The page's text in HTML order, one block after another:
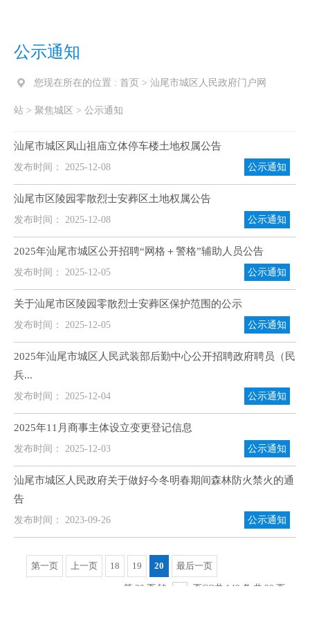
公示通知
您现在所在的位置 : 首页 > 汕尾市城区人民政府门户网
站 > 聚焦城区 > 公示通知
汕尾市城区凤山祖庙立体停车楼土地权属公告
发布时间： 2025-12-08 公示通知
汕尾市区陵园零散烈士安葬区土地权属公告
发布时间： 2025-12-08 公示通知
2025年汕尾市城区公开招聘“网格＋警格”辅助人员公告
发布时间： 2025-12-05 公示通知
关于汕尾市区陵园零散烈士安葬区保护范围的公示
发布时间： 2025-12-05 公示通知
2025年汕尾市城区人民武装部后勤中心公开招聘政府聘员（民
兵...
发布时间： 2025-12-04 公示通知
2025年11月商事主体设立变更登记信息
发布时间： 2025-12-03 公示通知
汕尾市城区人民政府关于做好今冬明春期间森林防火禁火的通
告
发布时间： 2023-09-26 公示通知
第一页 上一页 18 19 20 最后一页
第 20 页 转 页GO共 140 条 共 20 页